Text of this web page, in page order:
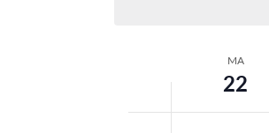
van
MA
22